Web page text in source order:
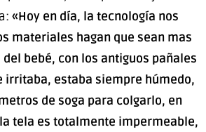
«Hoy en día, la tecnología nos
materiales hagan que sean mas
bebé, con los antiguos pañales
irritaba, estaba siempre húmedo,
de soga para colgarlo, en
tela es totalmente impermeable,